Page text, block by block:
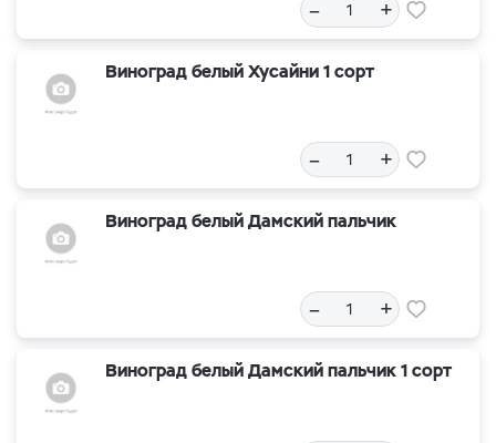
– +
Виноград белый Хусайни 1 сорт
– +
Виноград белый Дамский пальчик
– +
Виноград белый Дамский пальчик 1 сорт